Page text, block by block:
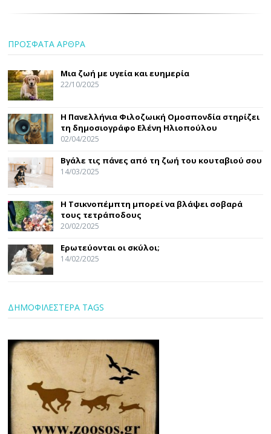
ΠΡΟΣΦΑΤΑ ΑΡΘΡΑ
Μια ζωή με υγεία και ευημερία
22/10/2025
Η Πανελλήνια Φιλοζωική Ομοσπονδία στηρίζει
τη δημοσιογράφο Ελένη Ηλιοπούλου
02/04/2025
Βγάλε τις πάνες από τη ζωή του κουταβιού σου
14/03/2025
Η Τσικνοπέμπτη μπορεί να βλάψει σοβαρά
τους τετράποδους
20/02/2025
Ερωτεύονται οι σκύλοι;
14/02/2025
ΔΗΜΟΦΙΛΕΣΤΕΡΑ TAGS